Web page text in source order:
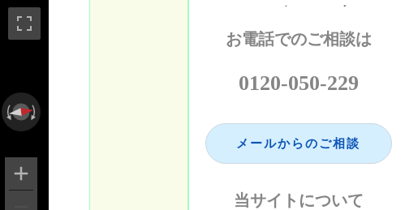
お電話でのご相談は
0120-050-229
メールからのご相談
当サイトについて